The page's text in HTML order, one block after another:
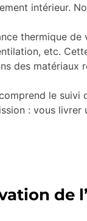
intérieur.
thermique
etc.
des matériaux
le
: vous
de